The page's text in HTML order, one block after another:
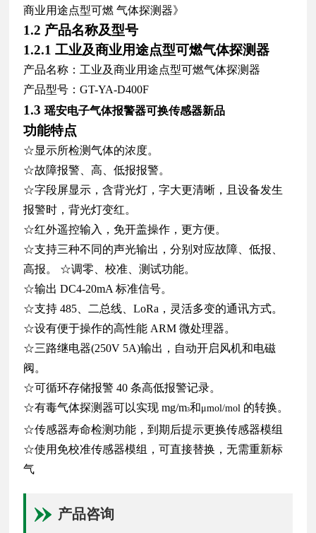
商业用途点型可燃气体探测器》
1.2 产品名称及型号
1.2.1 工业及商业用途点型可燃气体探测器
产品名称：工业及商业用途点型可燃气体探测器
产品型号：GT-YA-D400F
1.3瑶安电子气体报警器可换传感器新品
功能特点
☆显示所检测气体的浓度。
☆故障报警、高、低报报警。
☆字段屏显示，含背光灯，字大更清晰，且设备发生
报警时，背光灯变红。
☆红外遥控输入，免开盖操作，更方便。
☆支持三种不同的声光输出，分别对应故障、低报、
高报。 ☆调零、校准、测试功能。
☆输出 DC4-20mA 标准信号。
☆支持 485、二总线、LoRa，灵活多变的通讯方式。
☆设有便于操作的高性能 ARM 微处理器。
☆三路继电器(250V 5A)输出，自动开启风机和电磁
阀。
☆可循环存储报警 40 条高低报警记录。
☆有毒气体探测器可以实现 mg/m3和μmol/mol 的转换。
☆传感器寿命检测功能，到期后提示更换传感器模组
☆使用免校准传感器模组，可直接替换，无需重新标
气
产品咨询